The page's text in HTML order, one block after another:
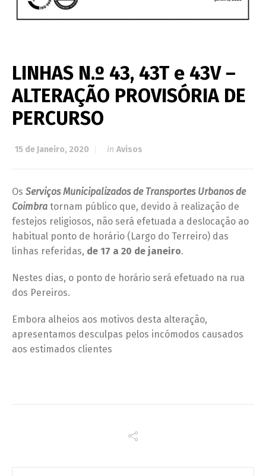
LINHAS N.º 43, 43T e 43V –
ALTERAÇÃO PROVISÓRIA DE
PERCURSO
15 de Janeiro, 2020 in Avisos
Os Serviços Municipalizados de Transportes Urbanos de
Coimbra tornam público que, devido à realização de
festejos religiosos, não será efetuada a deslocação ao
habitual ponto de horário (Largo do Terreiro) das
linhas referidas, de 17 a 20 de janeiro.
Nestes dias, o ponto de horário será efetuado na rua
dos Pereiros.
Embora alheios aos motivos desta alteração,
apresentamos desculpas pelos incómodos causados
aos estimados clientes